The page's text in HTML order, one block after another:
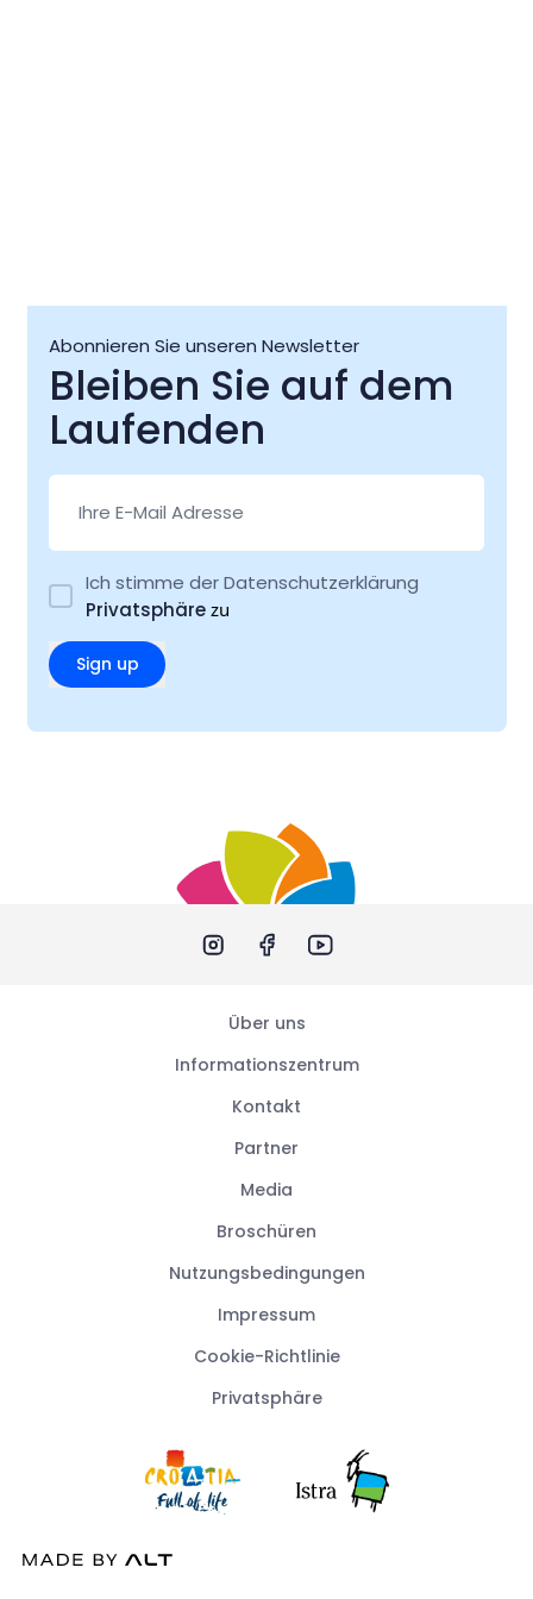
Abonnieren Sie unseren Newsletter
Bleiben Sie auf dem
Laufenden
Ich stimme der Datenschutzerklärung
Privatsphäre zu
Sign up
Über uns
Informationszentrum
Kontakt
Partner
Media
Broschüren
Nutzungsbedingungen
Impressum
Cookie-Richtlinie
Privatsphäre